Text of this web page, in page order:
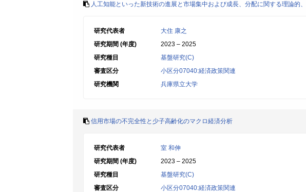
人工知能といった新技術の進展と市場集中および成長、分配に関する理論的
研究代表者
大住 康之
研究期間 (年度)
2023 – 2025
研究種目
基盤研究(C)
審査区分
小区分07040:経済政策関連
研究機関
兵庫県立大学
信用市場の不完全性と少子高齢化のマクロ経済分析
研究代表者
室 和伸
研究期間 (年度)
2023 – 2025
研究種目
基盤研究(C)
審査区分
小区分07040:経済政策関連